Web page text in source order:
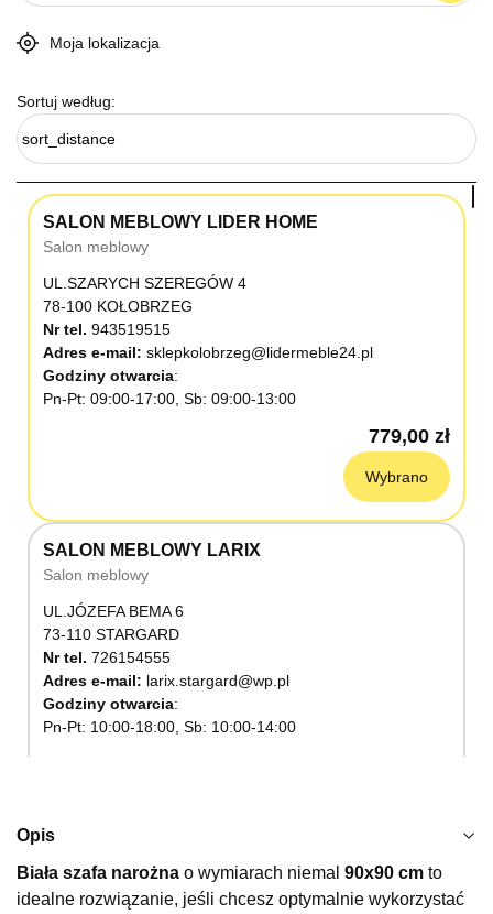
Moja lokalizacja
Sortuj według:
sort_distance
SALON MEBLOWY LIDER HOME
Salon meblowy
UL.SZARYCH SZEREGÓW 4
78-100 KOŁOBRZEG
Nr tel. 943519515
Adres e-mail: sklepkolobrzeg@lidermeble24.pl
Godziny otwarcia
Pn-Pt: 09:00-17:00, Sb: 09:00-13:00
779,00 zł
Wybrano
SALON MEBLOWY LARIX
Salon meblowy
UL.JÓZEFA BEMA 6
73-110 STARGARD
Nr tel. 726154555
Adres e-mail: larix.stargard@wp.pl
Godziny otwarcia
Pn-Pt: 10:00-18:00, Sb: 10:00-14:00
SALON MEBLOWY KUBUŚ
Salon meblowy
Opis
Biała szafa narożna o wymiarach niemal 90x90 cm to
idealne rozwiązanie, jeśli chcesz optymalnie wykorzystać